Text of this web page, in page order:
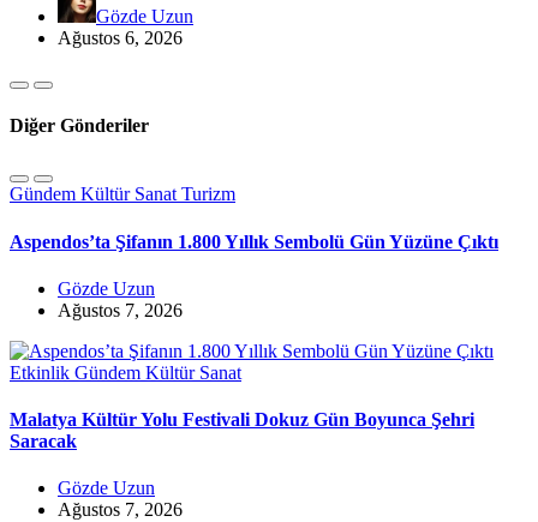
Gözde Uzun
Ağustos 6, 2026
Diğer Gönderiler
Gündem Kültür Sanat Turizm
Aspendos’ta Şifanın 1.800 Yıllık Sembolü Gün Yüzüne Çıktı
Gözde Uzun
Ağustos 7, 2026
Etkinlik Gündem Kültür Sanat
Malatya Kültür Yolu Festivali Dokuz Gün Boyunca Şehri
Saracak
Gözde Uzun
Ağustos 7, 2026